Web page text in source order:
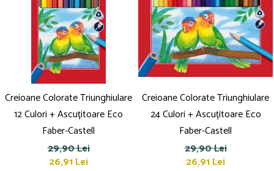
Creioane Colorate Triunghiulare
12 Culori + Ascuțitoare Eco
Faber-Castell
29,90 Lei
26,91 Lei
Creioane Colorate Triunghiulare
24 Culori + Ascuțitoare Eco
Faber-Castell
29,90 Lei
26,91 Lei